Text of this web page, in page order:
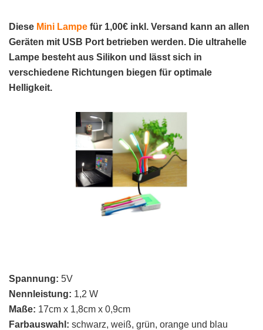
Diese Mini Lampe für 1,00€ inkl. Versand kann an allen
Geräten mit USB Port betrieben werden. Die ultrahelle
Lampe besteht aus Silikon und lässt sich in
verschiedene Richtungen biegen für optimale
Helligkeit.
Spannung: 5V
Nennleistung: 1,2 W
Maße: 17cm x 1,8cm x 0,9cm
Farbauswahl: schwarz, weiß, grün, orange und blau